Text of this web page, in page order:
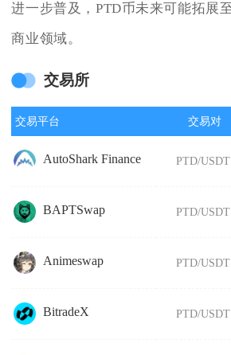
进一步普及，PTD币未来可能拓展
商业领域。
交易所
交易平台 交易对
AutoShark Finance PTD/USDT
BAPTSwap PTD/USDT
Animeswap PTD/USDT
BitradeX PTD/USDT